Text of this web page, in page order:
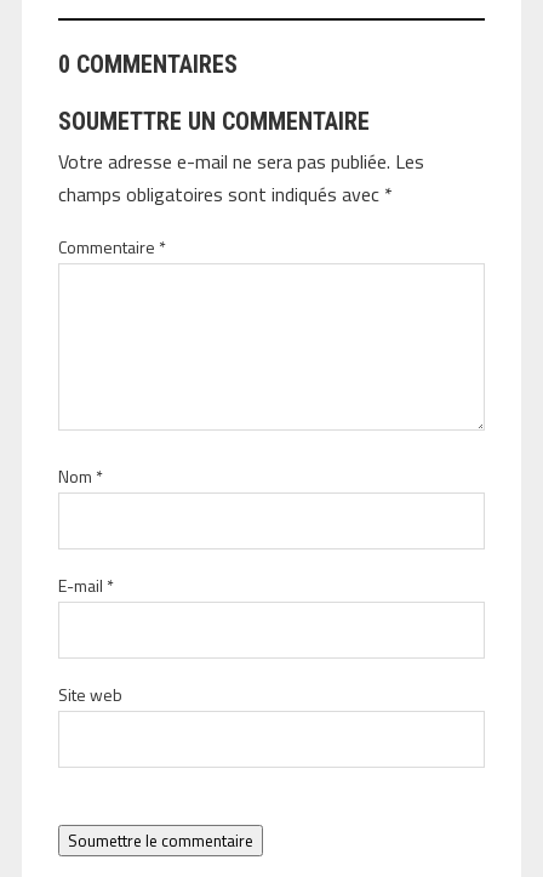
0 COMMENTAIRES
SOUMETTRE UN COMMENTAIRE
Votre adresse e-mail ne sera pas publiée. Les
champs obligatoires sont indiqués avec *
Commentaire *
Nom *
E-mail *
Site web
Soumettre le commentaire